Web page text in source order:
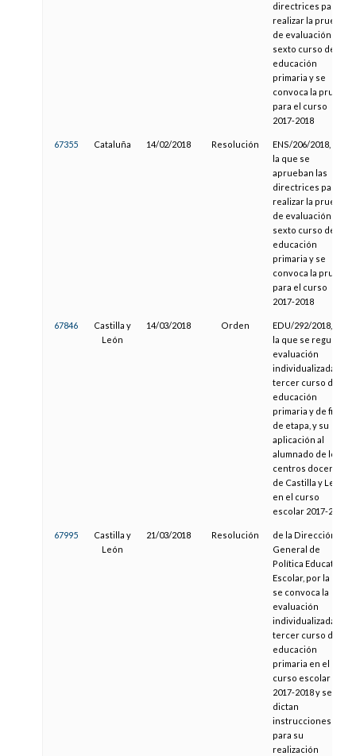
directrices para
realizar la prueba
de evaluación de
sexto curso de la
educación
primaria y se
convoca la prueba
para el curso
2017-2018
67355 Cataluña 14/02/2018 Resolución
ENS/206/2018, por
la que se
aprueban las
directrices para
realizar la prueba
de evaluación de
sexto curso de la
educación
primaria y se
convoca la prueba
para el curso
2017-2018
67846
Castilla y
León
14/03/2018 Orden
EDU/292/2018, por
la que se regula la
evaluación
individualizada de
tercer curso de
educación
primaria y de final
de etapa, y su
aplicación al
alumnado de los
centros docentes
de Castilla y León
en el curso
escolar 2017-2018
67995
Castilla y
León
21/03/2018 Resolución
de la Dirección
General de
Política Educativa
Escolar, por la que
se convoca la
evaluación
individualizada de
tercer curso de
educación
primaria en el
curso escolar
2017-2018 y se
dictan
instrucciones
para su
realización